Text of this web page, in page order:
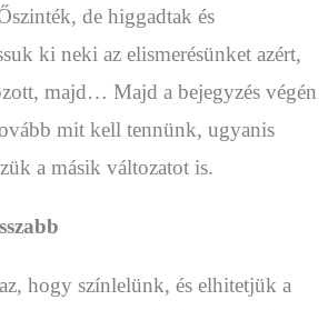
de higgadtak és
ki neki az elismerésünket azért,
majd… Majd a bejegyzés végén
mit kell tennünk, ugyanis
a másik változatot is.
hogy színlelünk, és elhitetjük a